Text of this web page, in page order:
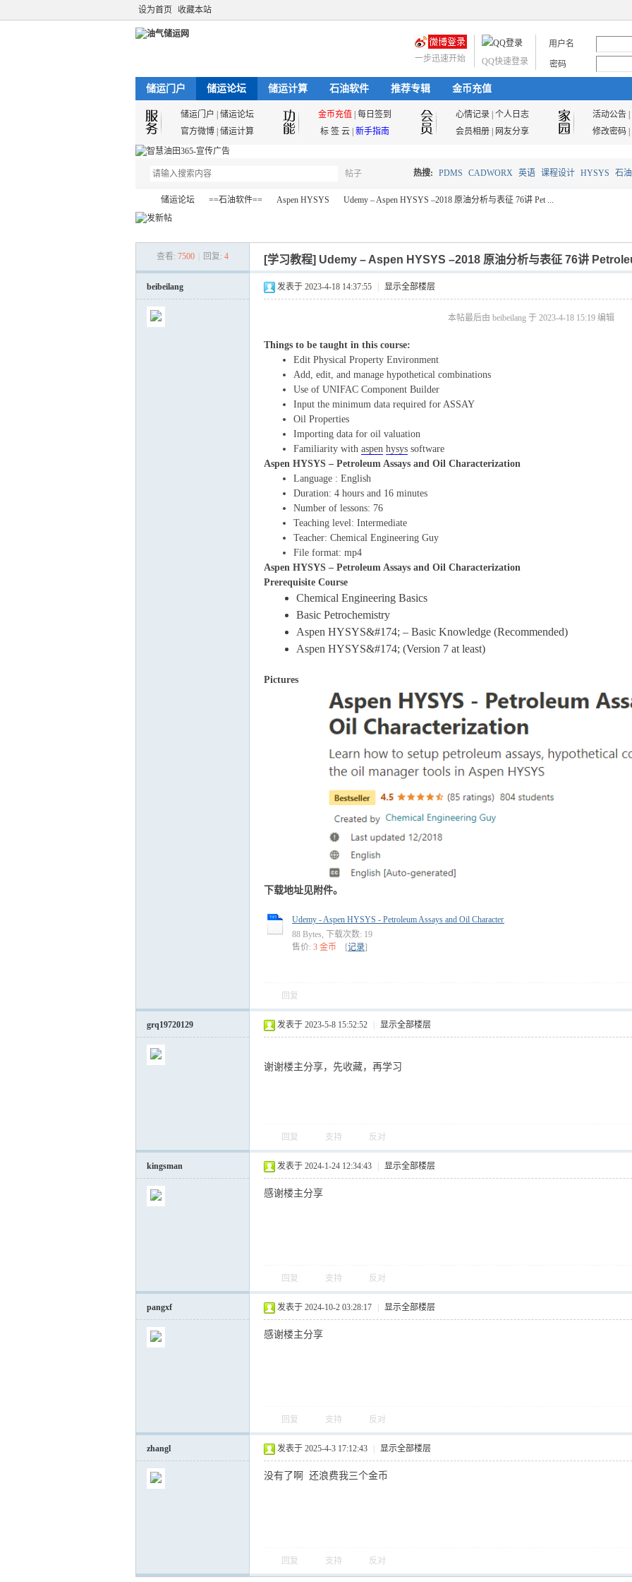
设为首页 收藏本站
用户名
密码
QQ快速登录
一步迅速开始
储运门户 储运论坛 储运计算 石油软件 推荐专辑 金币充值
储运门户 储运论坛 金币充值 每日签到 心情记录 个人日志 活动公告|
官方微博 储运计算 标 签 云 新手指南 会员相册 网友分享 修改密码|
帖子
搜
索
热搜: PDMS CADWORX 英语 课程设计 HYSYS 石
油气储运
储运论坛 ==石油软件== Aspen HYSYS
›
Udemy – Aspen HYSYS –2018 原油分析与表征 76讲 Pet ...
查看: 7500 回复: 4 [学习教程] Udemy – Aspen HYSYS –2018 原油分析与表征 76讲
beibeilang 发表于 2023-4-18 14:37:55 显示全部楼层
本帖最后由 beibeilang 于 2023-4-18 15:19 编辑
Things to be taught in this course:
Edit Physical Property Environment
Add, edit, and manage hypothetical combinations
Use of UNIFAC Component Builder
Input the minimum data required for ASSAY
Oil Properties
Importing data for oil valuation
Familiarity with aspen hysys software
Aspen HYSYS – Petroleum Assays and Oil Characterization
Language : English
Duration: 4 hours and 16 minutes
Number of lessons: 76
Teaching level: Intermediate
Teacher: Chemical Engineering Guy
File format: mp4
Aspen HYSYS – Petroleum Assays and Oil Characterization
Prerequisite Course
Chemical Engineering Basics
Basic Petrochemistry
Aspen HYSYS&#174; – Basic Knowledge (Recommended)
Aspen HYSYS&#174; (Version 7 at least)
Pictures
下载地址见附件。
Udemy - Aspen HYSYS - Petroleum Assays and Oil Characterization.txt
88 Bytes, 下载次数: 19
售价: 3 金币 [记录]
回复
grq19720129 发表于 2023-5-8 15:52:52 显示全部楼层
谢谢楼主分享，先收藏，再学习
回复 支持 反对
kingsman 发表于 2024-1-24 12:34:43 显示全部楼层
感谢楼主分享
回复 支持 反对
pangxf 发表于 2024-10-2 03:28:17 显示全部楼层
感谢楼主分享
回复 支持 反对
zhangl 发表于 2025-4-3 17:12:43 显示全部楼层
没有了啊 还浪费我三个金币
回复 支持 反对